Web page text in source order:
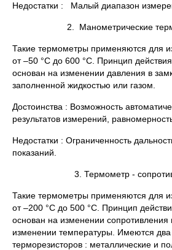
Недостатки : Малый диапазон
2. Манометрические
Такие термометры применяются для
от –50 °С до 600 °С. Принцип
основан на изменении давления в
заполненной жидкостью или газом.
Достоинства : Возможность
результатов измерений,
Недостатки : Ограниченность
показаний.
3. Термометр -
Такие термометры применяются для
от –200 °С до 500 °С. Принцип
основан на изменении сопротивления
изменении температуры. Имеются два
терморезисторов : металлические и